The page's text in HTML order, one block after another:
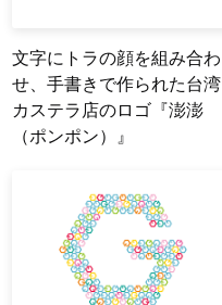
文字にトラの顔を組み合わ
せ、手書きで作られた台湾
カステラ店のロゴ『澎澎
（ポンポン）』